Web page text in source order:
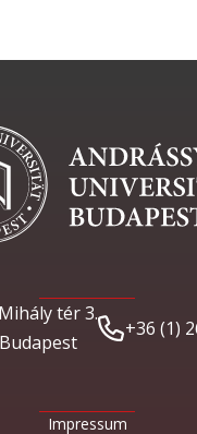
tér 3.
+36 (1)
Impressum